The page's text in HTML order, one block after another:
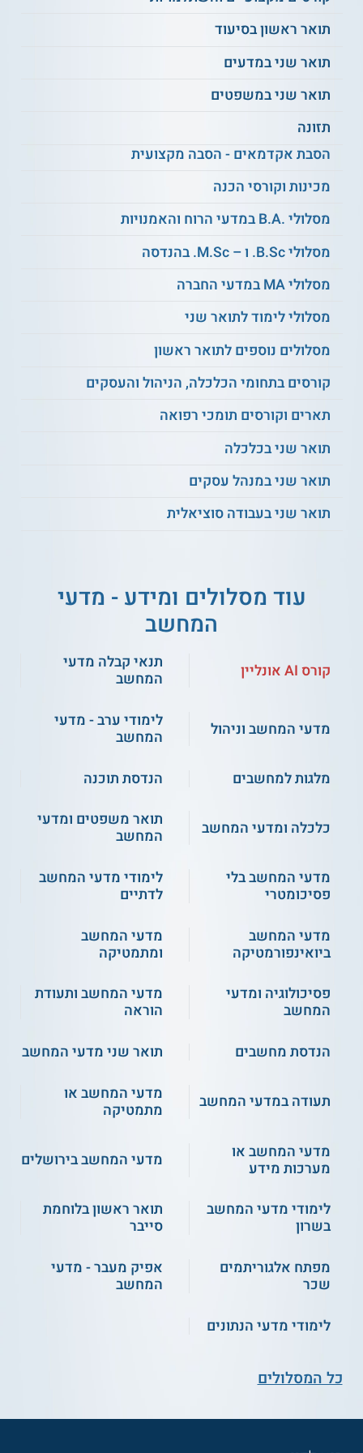
ומדעי הסביבה על ידי האוניברסיטה העברית בירושלים.
מעת לעת. המידע המוצג כאן נכתב ונערך על ידי
צוות האתר. למען הסר ספק בין האתר למוסד
הלימודים לא מתקיים קשר מכל סוג שהוא.
למידע נוסף לחצו:האוניברסיטה העברית בירושלים
תואר ראשון בסיעוד
תואר שני במדעים
תואר שני במשפטים
תזונה
הסבת אקדמאים - הסבה מקצועית
מכינות וקורסי הכנה
מסלולי .B.A במדעי הרוח והאמנויות
מסלולי B.Sc. ו – M.Sc. בהנדסה
מסלולי MA במדעי החברה
מסלולי לימוד לתואר שני
מסלולים נוספים לתואר ראשון
קורסים בתחומי הכלכלה, הניהול והעסקים
תארים וקורסים תומכי רפואה
תואר שני בכלכלה
תואר שני במנהל עסקים
תואר שני בעבודה סוציאלית
עוד מסלולים ומידע - מדעי
המחשב
קורס AI אונליין
תנאי קבלה מדעי
המחשב
מדעי המחשב וניהול
לימודי ערב - מדעי
המחשב
מלגות למחשבים
הנדסת תוכנה
כלכלה ומדעי המחשב
תואר משפטים ומדעי
המחשב
מדעי המחשב בלי
פסיכומטרי
לימודי מדעי המחשב
לדתיים
מדעי המחשב
ביואינפורמטיקה
מדעי המחשב
ומתמטיקה
פסיכולוגיה ומדעי
המחשב
מדעי המחשב ותעודת
הוראה
הנדסת מחשבים
תואר שני מדעי המחשב
תעודה במדעי המחשב
מדעי המחשב או
מתמטיקה
מדעי המחשב או
מערכות מידע
מדעי המחשב בירושלים
לימודי מדעי המחשב
בשרון
תואר ראשון בלוחמת
סייבר
מפתח אלגוריתמים
שכר
אפיק מעבר - מדעי
המחשב
לימודי מדעי הנתונים
כל המסלולים